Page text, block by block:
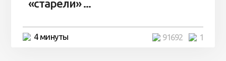
«старели» ...
4 минуты 1
91692